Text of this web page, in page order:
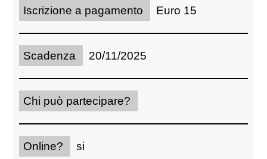
Iscrizione a pagamento Euro 15
Scadenza 20/11/2025
Chi può partecipare?
Online? si